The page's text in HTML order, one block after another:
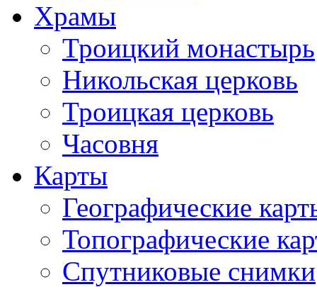
Храмы
Троицкий монастырь
Никольская церковь
Троицкая церковь
Часовня
Карты
Географические
Топографические
Спутниковые снимки